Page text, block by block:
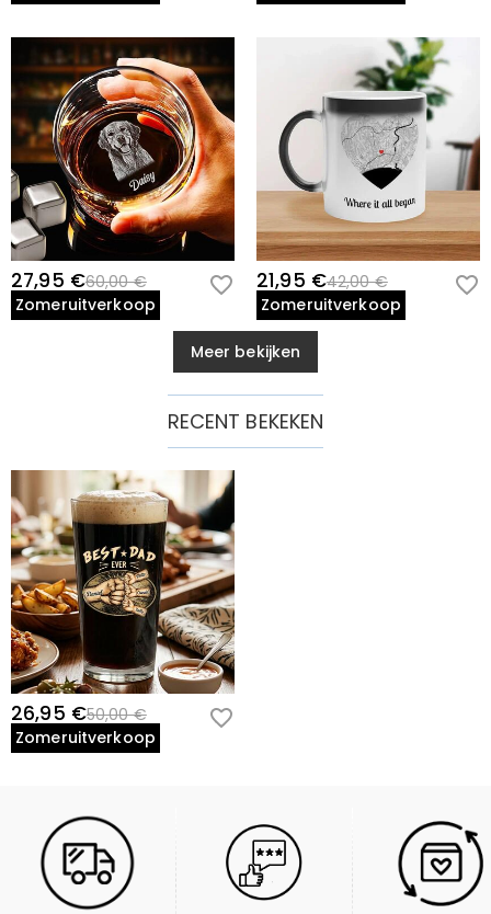
27,95 €60,00 €
Zomeruitverkoop
21,95 €42,00 €
Zomeruitverkoop
Meer bekijken
RECENT BEKEKEN
26,95 €50,00 €
Zomeruitverkoop